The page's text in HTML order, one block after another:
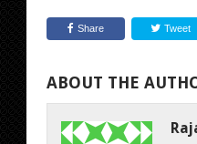
Share Tweet
ABOUT THE